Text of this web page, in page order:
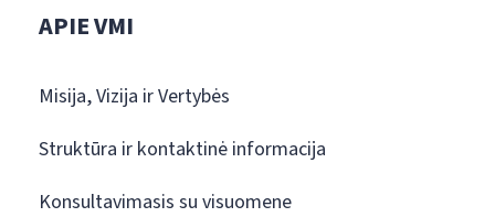
APIE VMI
Misija, Vizija ir Vertybės
Struktūra ir kontaktinė informacija
Konsultavimasis su visuomene